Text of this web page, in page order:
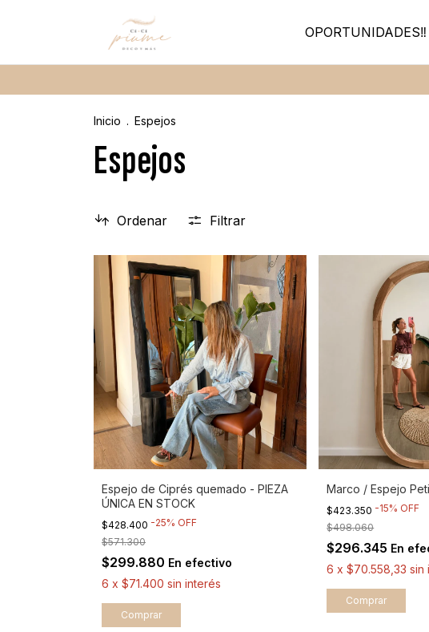
OPORTUNIDADES‼️
Inicio . Espejos
Espejos
Ordenar Filtrar
Espejo de Ciprés quemado - PIEZA
ÚNICA EN STOCK
$428.400 -25% OFF
$571.300
$299.880 En efectivo
6 x $71.400 sin interés
Marco / Espejo
$423.350 -15% OFF
$498.060
$296.345 En
6 x$70.558,33 sin
Comprar